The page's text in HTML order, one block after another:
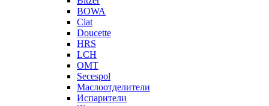
BOWA
Ciat
Doucette
HRS
LCH
OMT
Secespol
Маслоотделители
Испарители